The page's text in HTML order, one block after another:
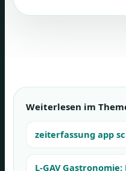
Weiterlesen im
zeiterfassung app
L-GAV